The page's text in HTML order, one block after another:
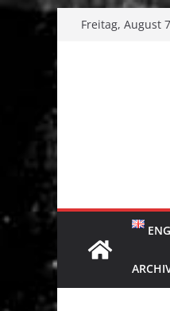
Zum
springen
Freitag, August